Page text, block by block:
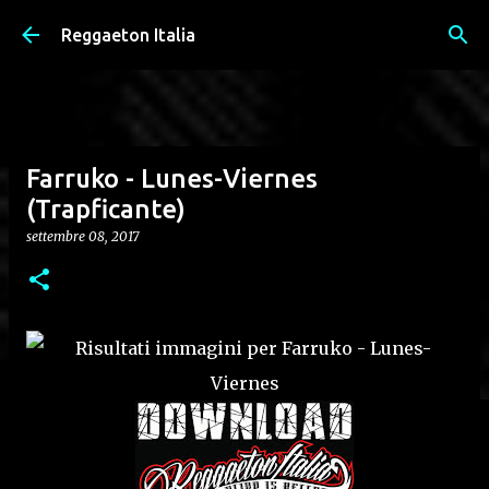
Passa ai contenuti principali
Reggaeton Italia
Farruko - Lunes-Viernes
(Trapficante)
settembre 08, 2017